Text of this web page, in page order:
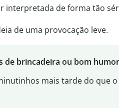
interpretada de forma tão
de uma provocação leve.
de brincadeira ou bom humor
mais tarde do que